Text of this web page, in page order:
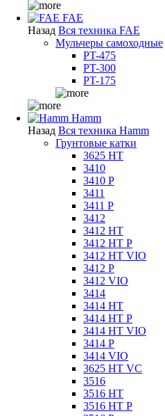
FAE
Назад Вся техника FAE
Мульчеры самоходные
PT-475
PT-300
PT-175
Hamm
Назад Вся техника Hamm
Грунтовые катки
3625 HT
3410
3410 P
3411
3411 P
3412
3412 HT
3412 HT P
3412 HT VIO
3412 P
3412 VIO
3414
3414 HT
3414 HT P
3414 HT VIO
3414 P
3414 VIO
3625 HT VC
3516
3516 HT
3516 HT P